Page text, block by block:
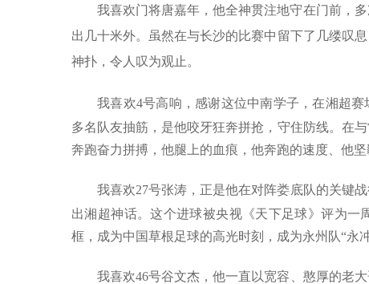
我喜欢门将唐嘉年，他全神贯注地守在门前，
出几十米外。虽然在与长沙的比赛中留下了几缕叹
神扑，令人叹为观止。
我喜欢4号高响，感谢这位中南学子，在湘超赛
多名队友抽筋，是他咬牙狂奔拼抢，守住防线。在
奔跑奋力拼搏，他腿上的血痕，他奔跑的速度、他
我喜欢27号张涛，正是他在对阵娄底队的关键
出湘超神话。这个进球被央视《天下足球》评为一
框，成为中国草根足球的高光时刻，成为永州队“永
我喜欢46号谷文杰，他一直以宽容、憨厚的老